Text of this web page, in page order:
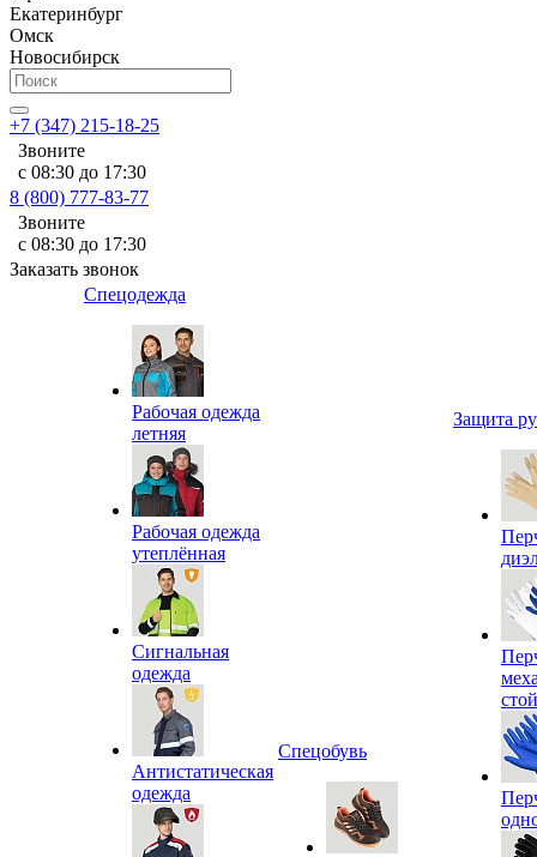
Екатеринбург
Омск
Новосибирск
+7 (347) 215-18-25
Звоните
с 08:30 до 17:30
8 (800) 777-83-77
Звоните
с 08:30 до 17:30
Заказать звонок
Спецодежда
Рабочая одежда
летняя
Рабочая одежда
утеплённая
Сигнальная
одежда
Антистатическая
одежда
Спецобувь
Защита